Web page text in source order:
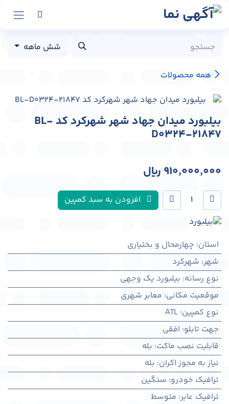
پرش به محتوا
همه محصولات
شش ماهه
بیلبورد میدان جهاد شهر شهرکرد کد BL-
D0324-21847
910,000,000 ﷼
افزودن به سبد کمپین
استان: چهارمحال و بختیاری
شهر: شهركرد
نوع رسانه: بیلبورد یک وجهی
موقعیت مکانی: معابر شهری
نوع کمپین:
ATL
جهت تابلو: افقی
قابلیت نصب ماکت: بله
نیاز به مجوز اکران: بله
ترافیک خودرو: سنگین
ترافیک عابر: متوسط